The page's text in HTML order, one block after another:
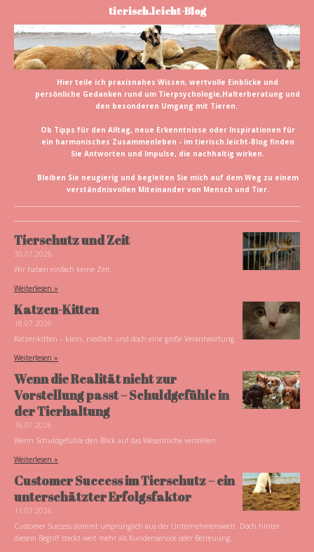
tierisch.leicht-Blog
Hier teile ich praxisnahes Wissen, wertvolle Einblicke und
persönliche Gedanken rund um Tierpsychologie,Halterberatung und
den besonderen Umgang mit Tieren.
Ob Tipps für den Alltag, neue Erkenntnisse oder Inspirationen für
ein harmonisches Zusammenleben - im tierisch.leicht-Blog finden
Sie Antworten und Impulse, die nachhaltig wirken.
Bleiben Sie neugierig und begleiten Sie mich auf dem Weg zu einem
verständnisvollen Miteinander von Mensch und Tier.
Tierschutz und Zeit
30.07.2026
Wir haben einfach keine Zeit.
Weiterlesen »
Katzen-Kitten
18.07.2026
Katzenkitten – klein, niedlich und doch eine große Verantwortung
Weiterlesen »
Wenn die Realität nicht zur
Vorstellung passt – Schuldgefühle in
der Tierhaltung
16.07.2026
Wenn Schuldgefühle den Blick auf das Wesentliche verstellen
Weiterlesen »
Customer Success im Tierschutz – ein
unterschätzter Erfolgsfaktor
11.07.2026
Customer Success stammt ursprünglich aus der Unternehmenswelt. Doch hinter
diesem Begriff steckt weit mehr als Kundenservice oder Betreuung.